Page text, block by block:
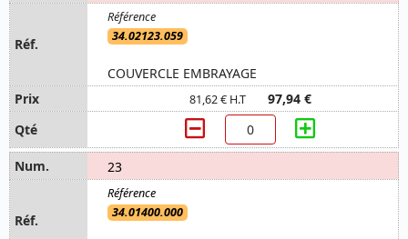
34.02123.059
COUVERCLE EMBRAYAGE
81,62 € H.T 97,94 €
23
34.01400.000